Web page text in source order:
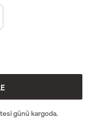
günü kargoda.